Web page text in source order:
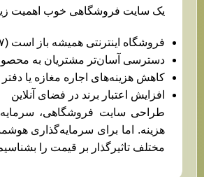
یک سایت فروشگاهی خوب اهمیت
فروشگاه اینترنتی همیشه باز است (۲۴/۷)
دسترسی آسان‌تر مشتریان به
کاهش هزینه‌های اجاره مغازه یا دفتر
افزایش اعتبار برند در فضای آنلاین
طراحی سایت فروشگاهی،
هزینه. اما برای سرمایه‌گذاری
مختلف تاثیرگذار بر قیمت را